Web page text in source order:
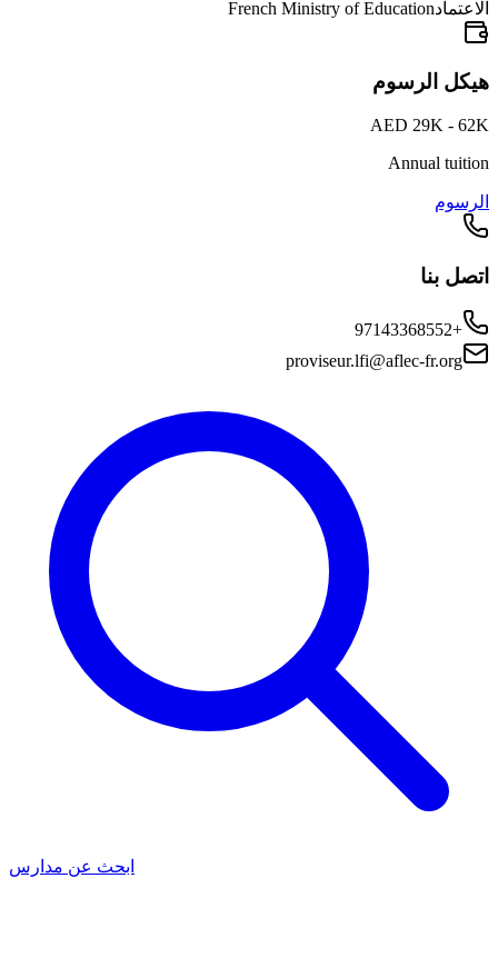
الاعتمادFrench Ministry of Education
هيكل الرسوم
AED 29K - 62K
Annual tuition
الرسوم
اتصل بنا
+97143368552
proviseur.lfi@aflec-fr.org